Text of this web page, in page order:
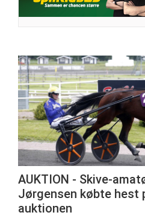
AUKTION - Skive-
Jørgensen købte hest
auktionen